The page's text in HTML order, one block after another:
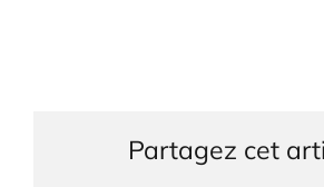
Partagez cet